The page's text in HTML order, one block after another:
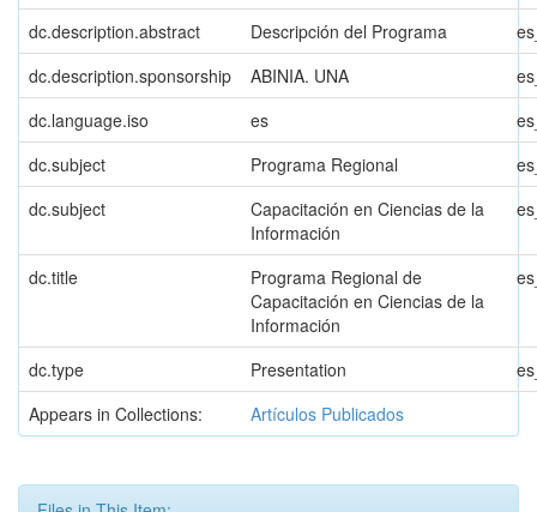
dc.description.abstract Descripción del Programa
dc.description.sponsorship
ABINIA. UNA
dc.language.iso
es
dc.subject
Programa Regional
dc.subject
Capacitación en Ciencias de la
Información
dc.title
Programa Regional de
Capacitación en Ciencias de la
Información
dc.type Presentation
Appears in Collections:
Artículos Publicados